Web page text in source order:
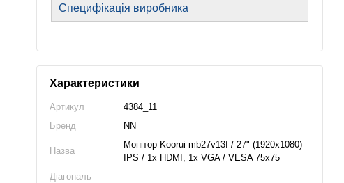
Специфікація виробника
Характеристики
Артикул
4384_11
Бренд
NN
Назва
Монітор Koorui mb27v13f / 27" (1920x1080)
IPS / 1x HDMI, 1x VGA / VESA 75x75
Діагональ